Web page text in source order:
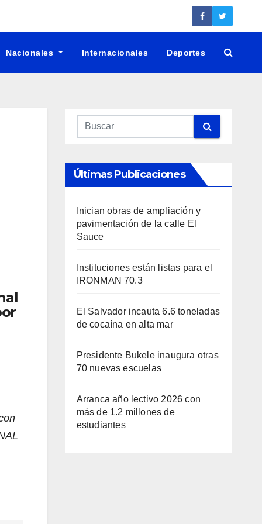
Nacionales Internacionales Deportes
Últimas Publicaciones
Inician obras de ampliación y
pavimentación de la calle El
Sauce
Instituciones están listas para el
IRONMAN 70.3
El Salvador incauta 6.6 toneladas
de cocaína en alta mar
Presidente Bukele inaugura otras
70 nuevas escuelas
Arranca año lectivo 2026 con
más de 1.2 millones de
estudiantes